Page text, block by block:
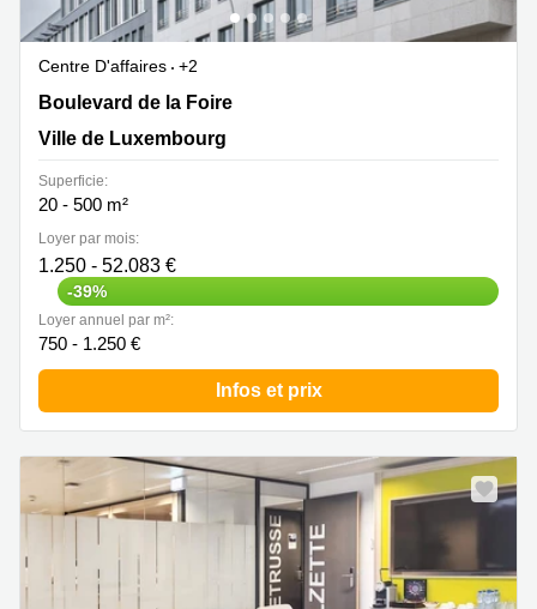
Centre D'affaires
+2
Boulevard de la Foire 11-13, Ville de Luxembourg
Boulevard de la Foire
Ville de Luxembourg
Superficie:
20 - 500 m²
Loyer par mois:
1.250 - 52.083 €
-39%
Loyer annuel par m²:
750 - 1.250 €
Infos et prix